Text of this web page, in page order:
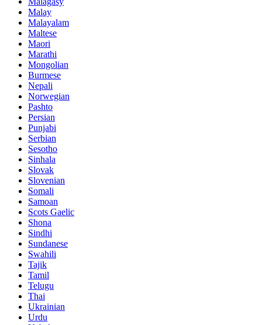
Malay
Malayalam
Maltese
Maori
Marathi
Mongolian
Burmese
Nepali
Norwegian
Pashto
Persian
Punjabi
Serbian
Sesotho
Sinhala
Slovak
Slovenian
Somali
Samoan
Scots Gaelic
Shona
Sindhi
Sundanese
Swahili
Tajik
Tamil
Telugu
Thai
Ukrainian
Urdu